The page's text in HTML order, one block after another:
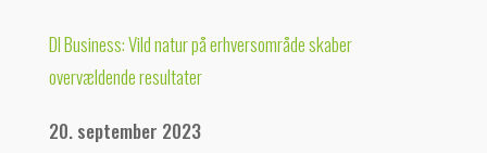
DI Business: Vild natur på erhversområde skaber
overvældende resultater
20. september 2023